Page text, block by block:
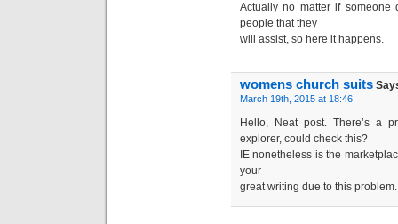
Actually no matter if someone
people that they
will assist, so here it happens.
womens church suits
March 19th, 2015 at 18:46
Hello, Neat post. There’s a
explorer, could check this?
IE nonetheless is the
your
great writing due to this problem.